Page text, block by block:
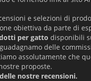
e selezioni di
obiettiva da parte di
per gatto disponibili
delle
assolutamente che
proposte.
nostre recensioni.